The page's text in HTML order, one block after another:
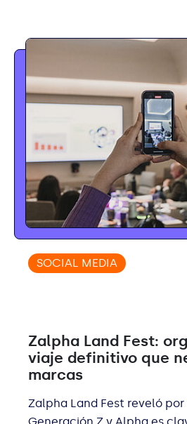
SOCIAL MEDIA
Zalpha Land Fest:
viaje definitivo que
marcas
Zalpha Land Fest reveló